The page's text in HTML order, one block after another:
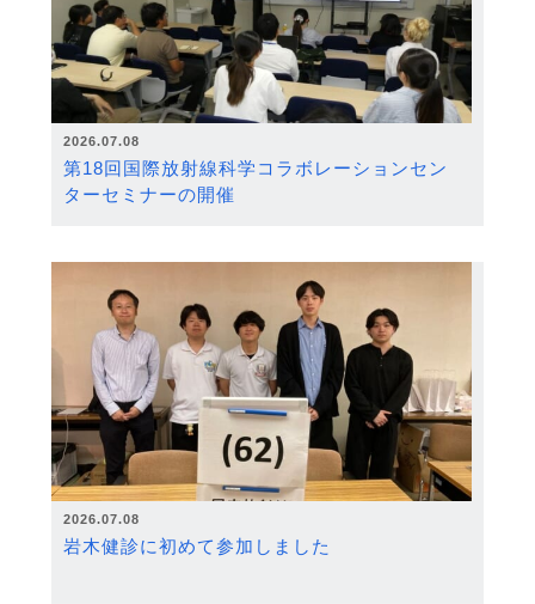
2026.07.08
第18回国際放射線科学コラボレーションセン
ターセミナーの開催
2026.07.08
岩木健診に初めて参加しました